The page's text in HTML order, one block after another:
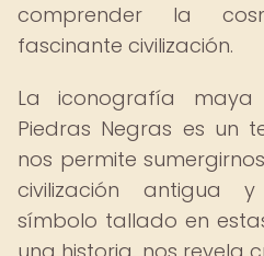
comprender la
fascinante civilización.
La iconografía
Piedras Negras es un
nos permite
civilización antigua
símbolo tallado en